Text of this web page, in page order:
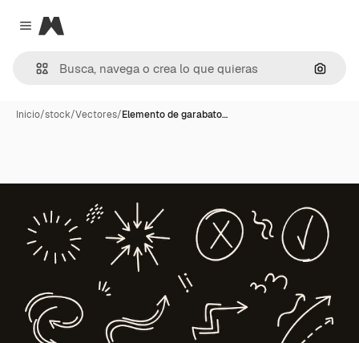
Close menu
Magnific
Inicio/stock/Vectores/Elemento de garabato…